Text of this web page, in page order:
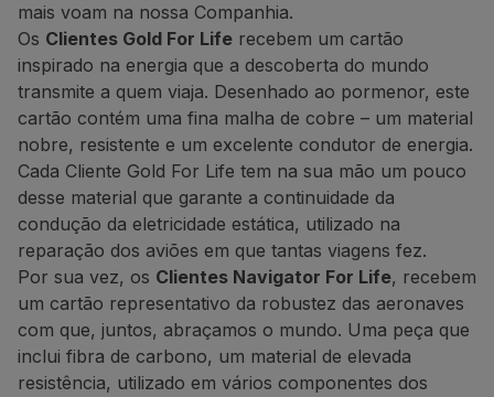
ATAP reserva-se ainda o direito de, a qualquer
mais voam na nossa Companhia.
Os Clientes Gold For Life recebem um cartão
inspirado na energia que a descoberta do mundo
transmite a quem viaja. Desenhado ao pormenor, este
cartão contém uma fina malha de cobre – um material
nobre, resistente e um excelente condutor de energia.
Cada Cliente Gold For Life tem na sua mão um pouco
desse material que garante a continuidade da
condução da eletricidade estática, utilizado na
reparação dos aviões em que tantas viagens fez.
Por sua vez, os Clientes Navigator For Life, recebem
um cartão representativo da robustez das aeronaves
com que, juntos, abraçamos o mundo. Uma peça que
inclui fibra de carbono, um material de elevada
resistência, utilizado em vários componentes dos